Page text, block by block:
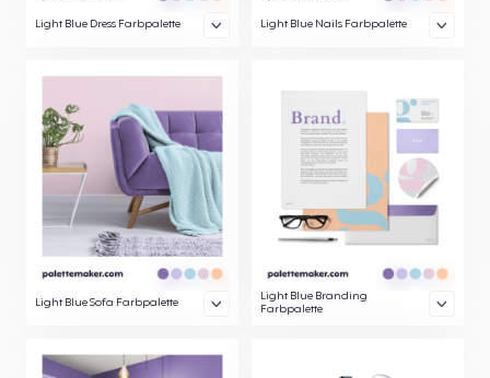
Light Blue Dress Farbpalette Light Blue Nails Farbpalette
Light Blue Sofa Farbpalette
Light Blue Branding
Farbpalette